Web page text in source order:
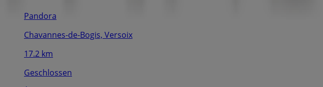
Pandora
Chavannes-de-Bogis, Versoix
17.2 km
Geschlossen